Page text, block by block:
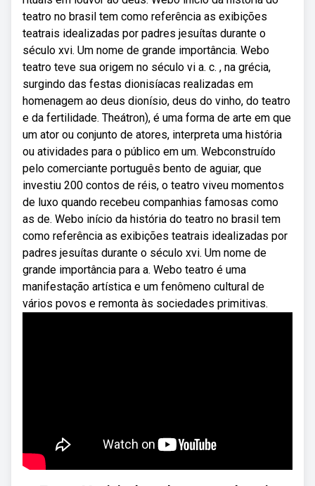
teatro no brasil tem como referência as exibições
teatrais idealizadas por padres jesuítas durante o
século xvi. Um nome de grande importância. Webo
teatro teve sua origem no século vi a. c. , na grécia,
surgindo das festas dionisíacas realizadas em
homenagem ao deus dionísio, deus do vinho, do teatro
e da fertilidade. Theátron), é uma forma de arte em que
um ator ou conjunto de atores, interpreta uma história
ou atividades para o público em um. Webconstruído
pelo comerciante português bento de aguiar, que
investiu 200 contos de réis, o teatro viveu momentos
de luxo quando recebeu companhias famosas como
as de. Webo início da história do teatro no brasil tem
como referência as exibições teatrais idealizadas por
padres jesuítas durante o século xvi. Um nome de
grande importância para a. Webo teatro é uma
manifestação artística e um fenômeno cultural de
vários povos e remonta às sociedades primitivas.